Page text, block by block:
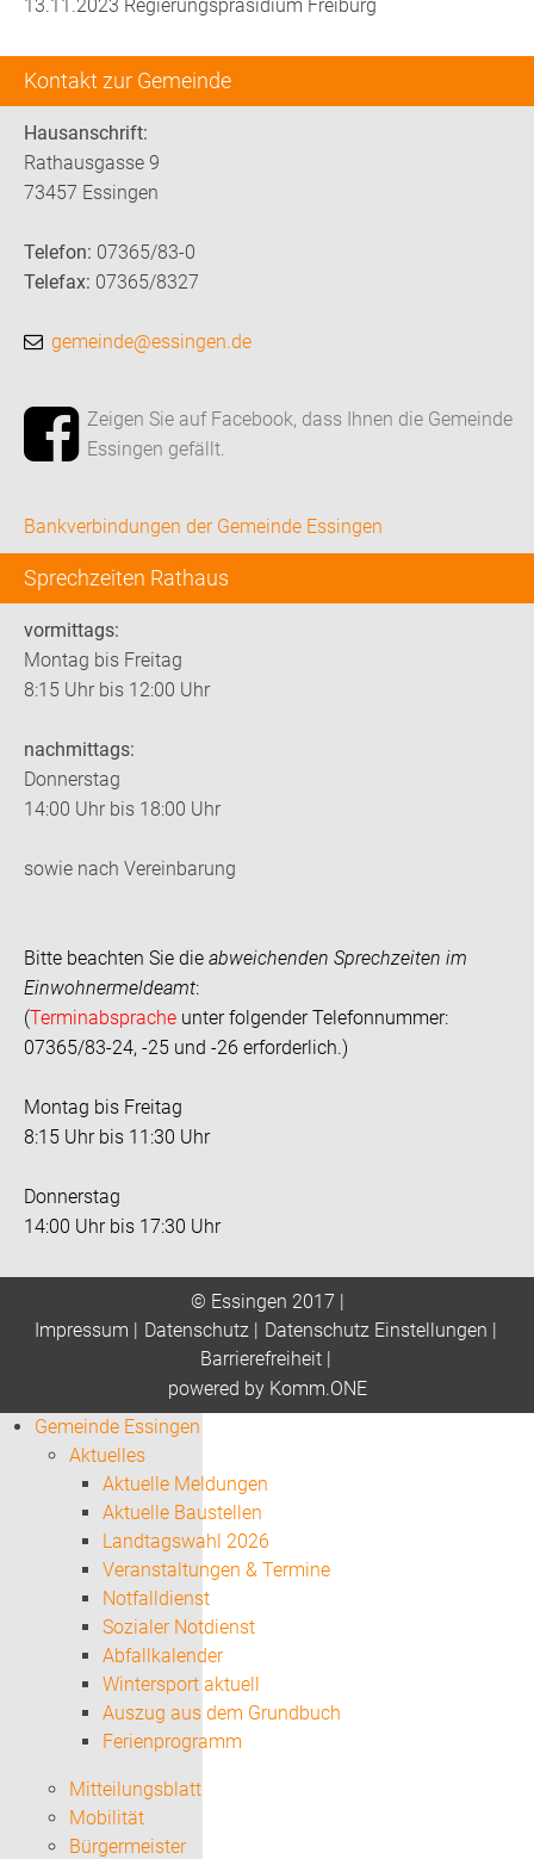
Kontakt zur Gemeinde
Hausanschrift:
Rathausgasse 9
73457 Essingen
Telefon: 07365/83-0
Telefax: 07365/8327
gemeinde@essingen.de
Zeigen Sie auf Facebook, dass Ihnen die Gemeinde
Essingen gefällt.
Bankverbindungen der Gemeinde Essingen
Sprechzeiten Rathaus
vormittags:
Montag bis Freitag
8:15 Uhr bis 12:00 Uhr
nachmittags:
Donnerstag
14:00 Uhr bis 18:00 Uhr
sowie nach Vereinbarung
Bitte beachten Sie die abweichenden Sprechzeiten im
Einwohnermeldeamt:
(Terminabsprache unter folgender Telefonnummer:
07365/83-24, -25 und -26 erforderlich.)
Montag bis Freitag
8:15 Uhr bis 11:30 Uhr
Donnerstag
14:00 Uhr bis 17:30 Uhr
13.11.2023 Regierungspräsidium Freiburg
© Essingen 2017 |
Impressum | Datenschutz| Datenschutz Einstellungen |
Barrierefreiheit|
powered by Komm.ONE
Gemeinde Essingen
Aktuelles
Aktuelle Meldungen
Aktuelle Baustellen
Landtagswahl 2026
Veranstaltungen & Termine
Notfalldienst
Sozialer Notdienst
Abfallkalender
Wintersport aktuell
Auszug aus dem Grundbuch
Ferienprogramm
Mitteilungsblatt
Mobilität
Bürgermeister